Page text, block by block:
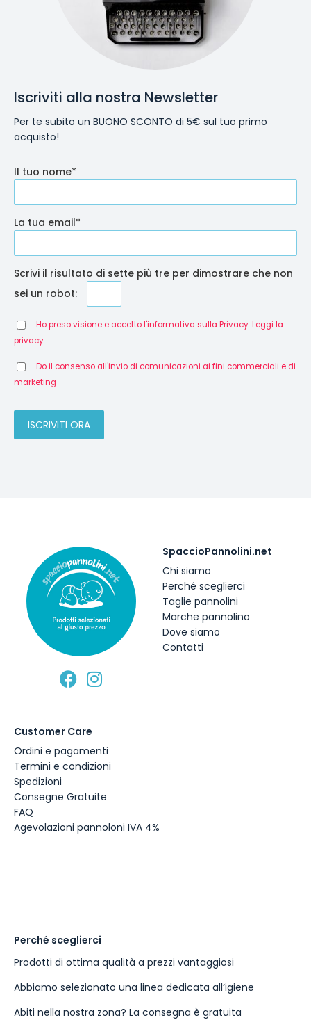
Iscriviti alla nostra Newsletter
Per te subito un BUONO SCONTO di 5€ sul tuo primo
acquisto!
Il tuo nome*
La tua email*
Scrivi il risultato di sette più tre per dimostrare che non
sei un robot:
Ho preso visione e accetto l'informativa sulla Privacy. Leggi la
privacy
Do il consenso all'invio di comunicazioni ai fini commerciali e di
marketing
SpaccioPannolini.net
Chi siamo
Perché sceglierci
Taglie pannolini
Marche pannolino
Dove siamo
Contatti
Customer Care
Ordini e pagamenti
Termini e condizioni
Spedizioni
Consegne Gratuite
FAQ
Agevolazioni pannoloni IVA 4%
Perché sceglierci
Prodotti di ottima qualità a prezzi vantaggiosi
Abbiamo selezionato una linea dedicata all’igiene
Abiti nella nostra zona? La consegna è gratuita